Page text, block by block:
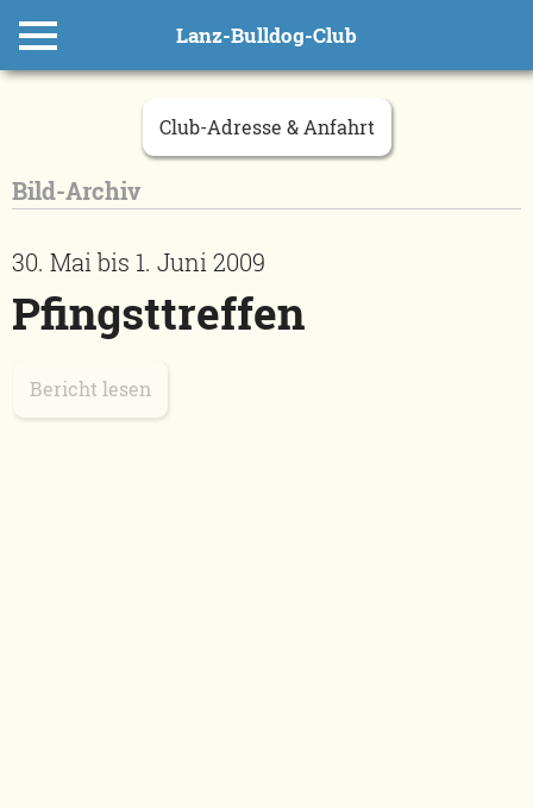
Lanz-Bulldog-Club
Club-Adresse & Anfahrt
Bild-Archiv
30. Mai bis 1. Juni 2009
Pfingsttreffen
Bericht lesen